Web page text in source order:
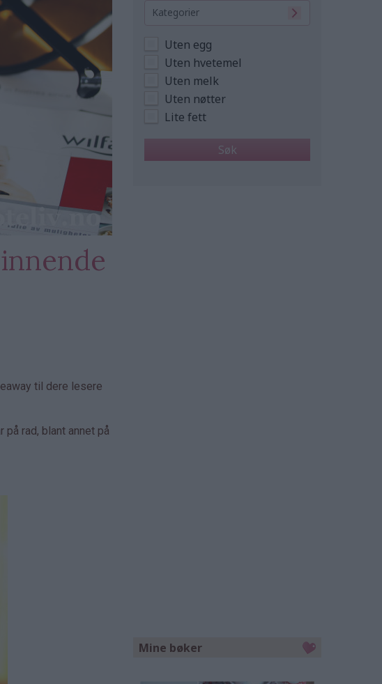
til dere lesere
rad, blant annet på
Kategorier
Uten egg
Uten hvetemel
Uten melk
Uten nøtter
Lite fett
Mine bøker